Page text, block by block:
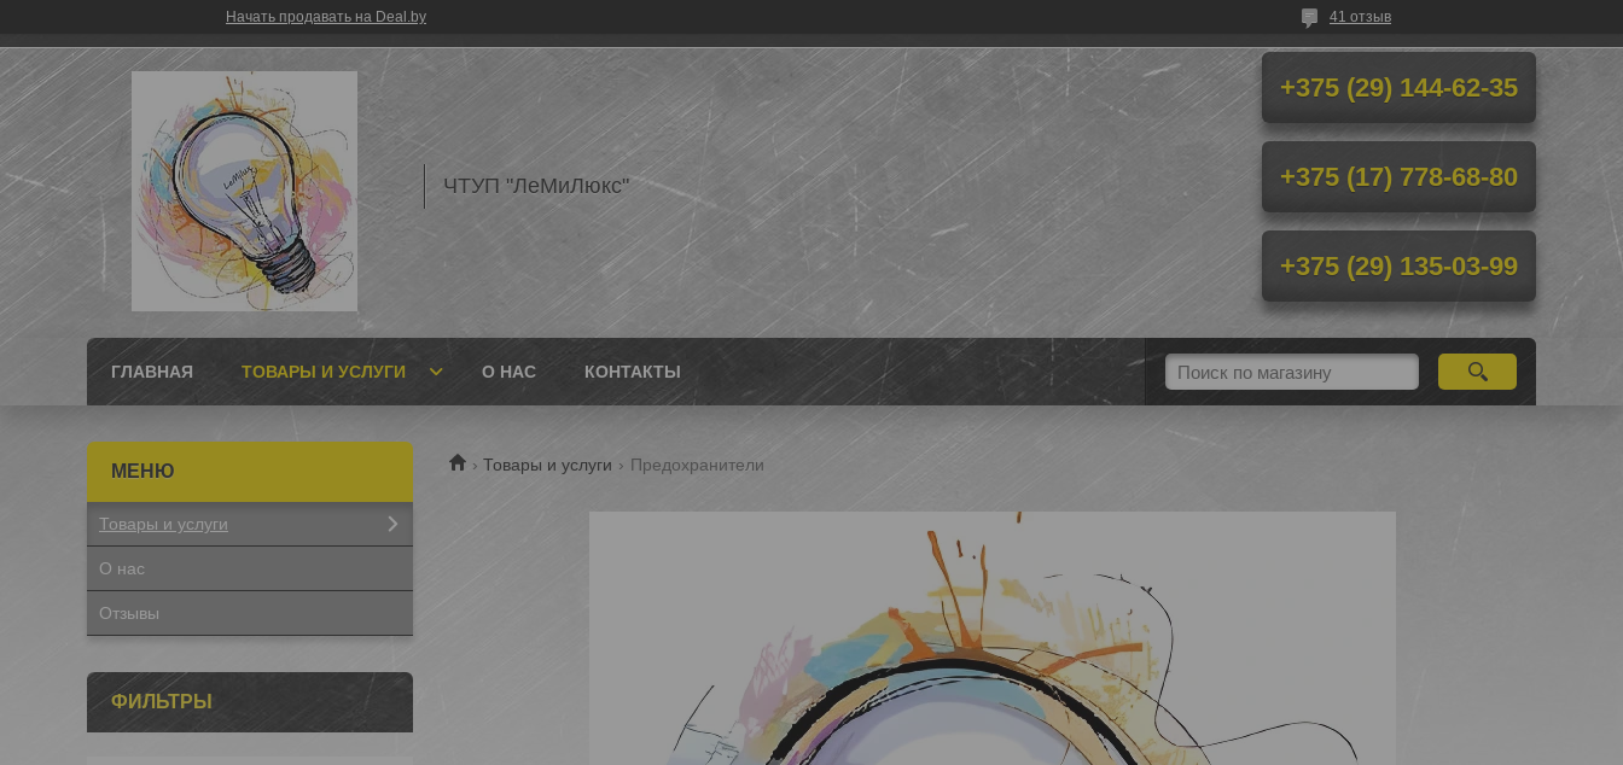
Начать продавать на Deal.by 41 отзыв
ЧТУП "ЛеМиЛюкс"
+375 (29) 144-62-35
+375 (17) 778-68-80
+375 (29) 135-03-99
ГЛАВНАЯ ТОВАРЫ И УСЛУГИ О НАС КОНТАКТЫ
Товары и услуги Предохранители
Товары и услуги
О нас
Отзывы
ФИЛЬТРЫ